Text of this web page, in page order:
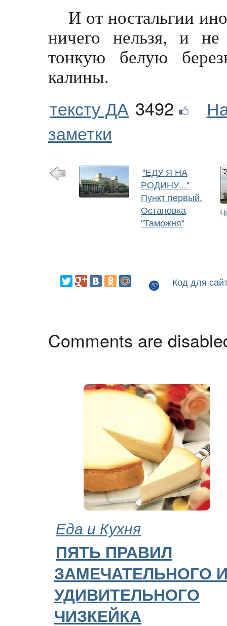
И от ностальгии
ничего нельзя, и
тонкую белую
калины.
тексту ДА 3492
заметки
"ЕДУ Я НА
РОДИНУ..."
Пункт первый.
Остановка
"Таможня"
Код для
Comments are
Еда и Кухня
ПЯТЬ ПРАВИЛ
ЗАМЕЧАТЕЛЬНОГО
УДИВИТЕЛЬНОГО
ЧИЗКЕЙКА